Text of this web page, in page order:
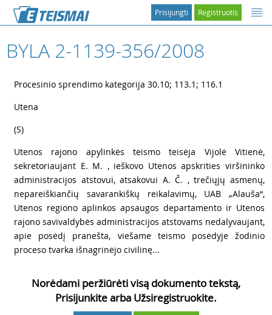
Registruotis
Prisijungti
BYLA 2-1139-356/2008
Procesinio sprendimo kategorija 30.10; 113.1; 116.1
Utena
(S)
Utenos rajono apylinkės teismo teisėja Vijolė Vitienė,
sekretoriaujant E. M. , ieškovo Utenos apskrities viršininko
administracijos atstovui, atsakovui A. Č. , trečiųjų asmenų,
nepareiškiančių savarankiškų reikalavimų, UAB „Alauša“,
Utenos regiono aplinkos apsaugos departamento ir Utenos
rajono savivaldybės administracijos atstovams nedalyvaujant,
apie posėdį pranešta, viešame teismo posėdyje žodinio
proceso tvarka išnagrinėjo civilinę...
Norėdami peržiūrėti visą dokumento tekstą,
Prisijunkite arba Užsiregistruokite.